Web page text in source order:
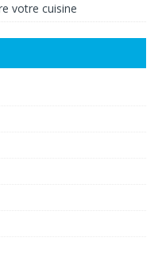
votre cuisine